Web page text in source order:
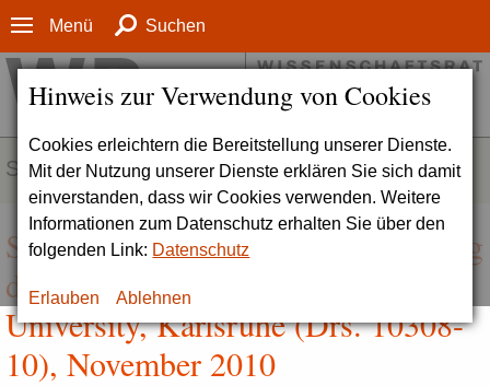
Hinweis zur Verwendung von Cookies
Cookies erleichtern die Bereitstellung unserer Dienste.
Mit der Nutzung unserer Dienste erklären Sie sich damit
einverstanden, dass wir Cookies verwenden. Weitere
Informationen zum Datenschutz erhalten Sie über den
folgenden Link: Datenschutz
Erlauben Ablehnen
Menü Suchen
SERVICE
Stellungnahme zur Reakkreditierung
der Karlshochschule International
University, Karlsruhe (Drs. 10308-
10), November 2010